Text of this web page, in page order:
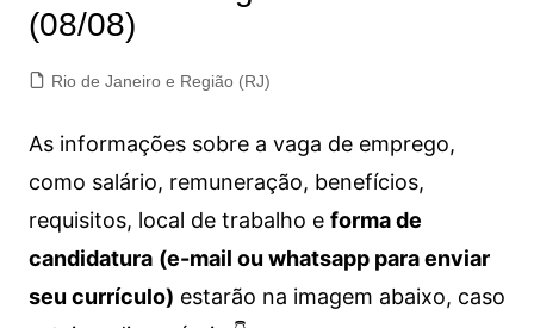
(08/08)
Rio de Janeiro e Região (RJ)
As informações sobre a vaga de emprego,
como salário, remuneração, benefícios,
requisitos, local de trabalho e forma de
candidatura (e-mail ou whatsapp para enviar
seu currículo) estarão na imagem abaixo, caso